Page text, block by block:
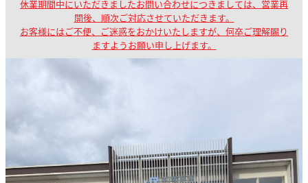
休業期間中にいただきましたお問い合わせにつきましては、営業再
開後、順次ご対応させていただきます。
お客様にはご不便、ご迷惑をおかけいたしますが、何卒ご理解賜り
ますようお願い申し上げます。